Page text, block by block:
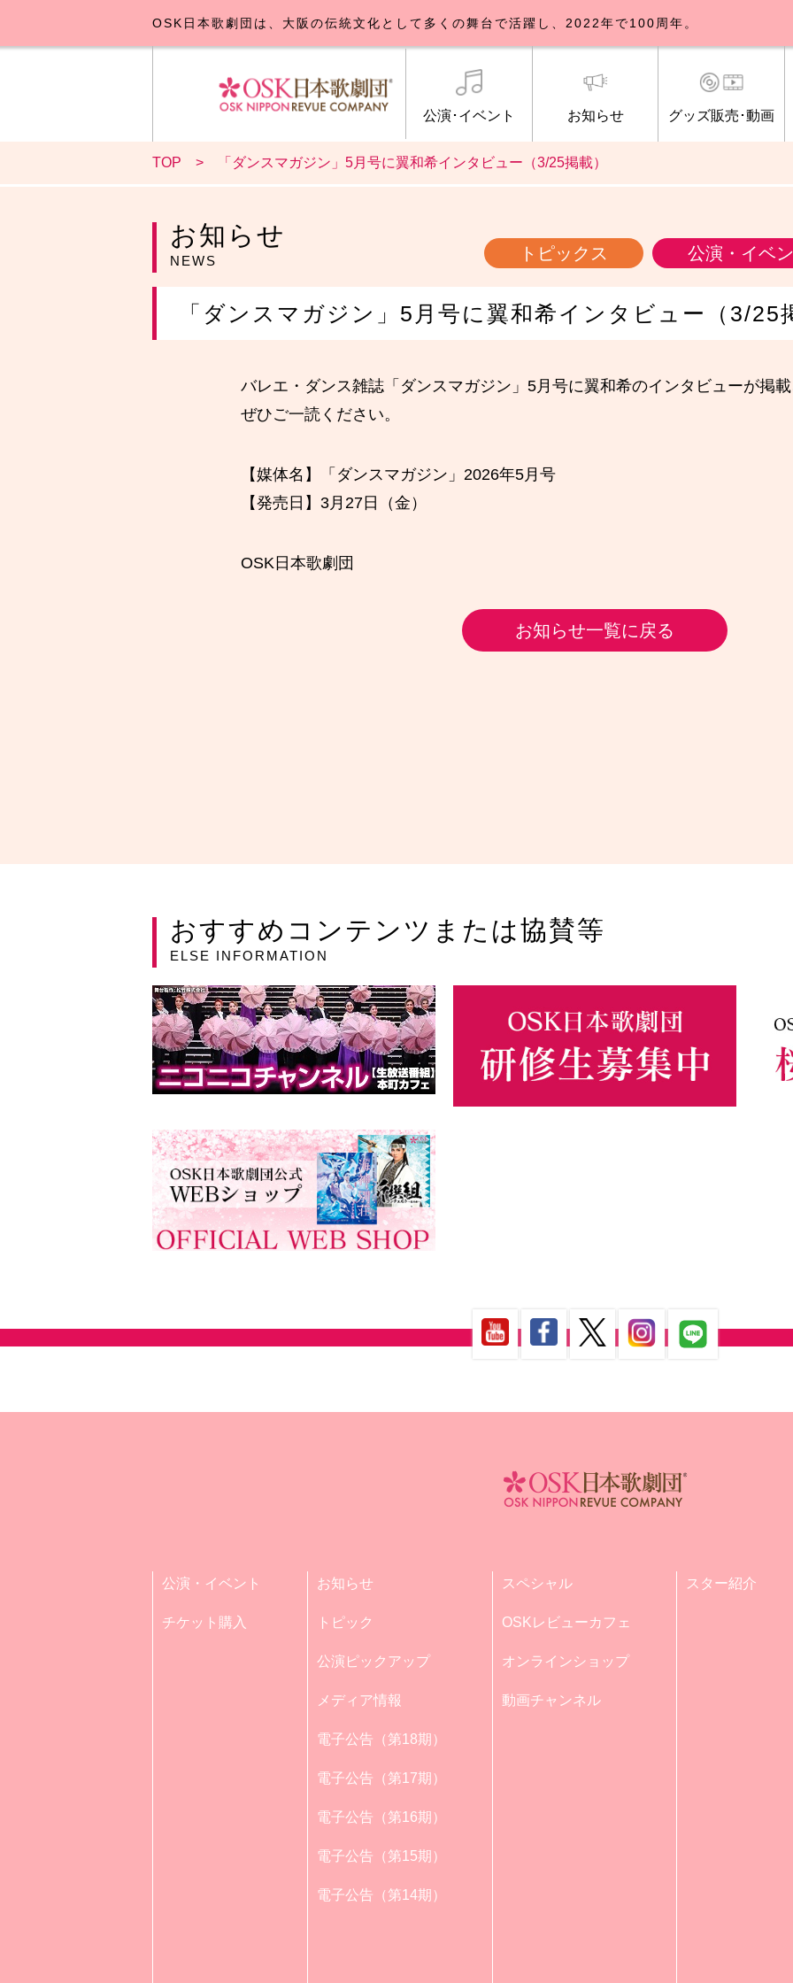
OSK日本歌劇団は、大阪の伝統文化として多くの舞台で活躍し、2022年で100周年。
公演･イベント
公演･イベント ブルックリンパーラー公演
お知らせ
お知らせ一覧 トピックス
グッズ販売･動画
公式グッズ販売
OSK日本歌劇団について 研修生募集について
TOP 「ダンスマガジン」5月号に翼和希インタビュー（3/25掲載）
お知らせ
NEWS トピックス 公演・イベ
「ダンスマガジン」5月号に翼和希インタビュー（3/25
バレエ・ダンス雑誌「ダンスマガジン」5月号に翼和希のインタビューが掲載
ぜひご一読ください。
【媒体名】「ダンスマガジン」2026年5月号
【発売日】3月27日（金）
OSK日本歌劇団
お知らせ一覧に戻る
おすすめコンテンツまたは協賛等
ELSE INFORMATION
公演・イベント
チケット購入
お知らせ
トピック
公演ピックアップ
メディア情報
電子公告（第18期）
電子公告（第17期）
電子公告（第16期）
電子公告（第15期）
電子公告（第14期）
スペシャル
OSKレビューカフェ
オンラインショップ
動画チャンネル
スター紹介